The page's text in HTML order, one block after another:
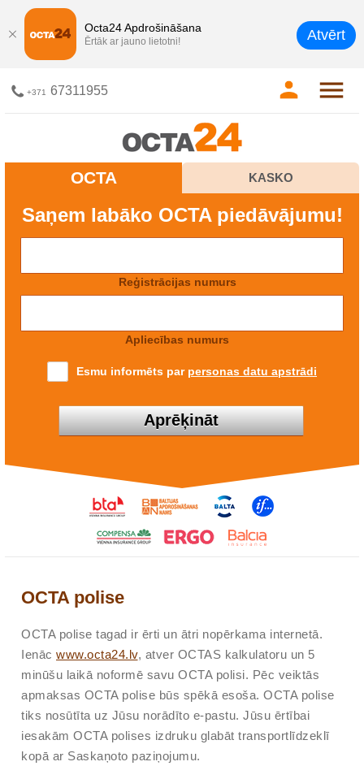
Octa24 Apdrošināšana
Ērtāk ar jauno lietotni! Atvērt
+371 67311955
OCTA KASKO
Saņem labāko OCTA piedāvājumu!
Reģistrācijas numurs
Apliecības numurs
Esmu informēts par personas datu apstrādi
Aprēķināt
OCTA polise
OCTA polise tagad ir ērti un ātri nopērkama internetā.
Ienāc www.octa24.lv, atver OCTAS kalkulatoru un 5
minūšu laikā noformē savu OCTA polisi. Pēc veiktās
apmaksas OCTA polise būs spēkā esoša. OCTA polise
tiks nosūtīta uz Jūsu norādīto e-pastu. Jūsu ērtībai
iesakām OCTA polises izdruku glabāt transportlīdzeklī
kopā ar Saskaņoto paziņojumu.